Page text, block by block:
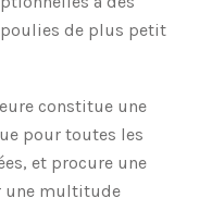
de plus petit
constitue une
pour toutes les
et procure une
une multitude